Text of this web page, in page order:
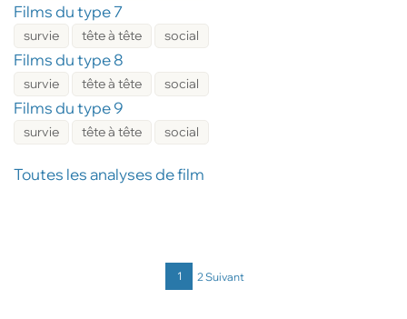
Films du type 7
survie tête à tête social
Films du type 8
survie tête à tête social
Films du type 9
survie tête à tête social
Toutes les analyses de film
1 2Suivant